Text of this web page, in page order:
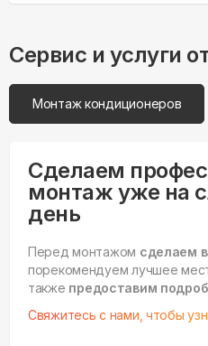
Сервис и услуги
Монтаж кондиционеров
Сделаем
монтаж уже на
день
Перед монтажом сделаем
порекомендуем лучшее
также предоставим
Свяжитесь с нами, чтобы